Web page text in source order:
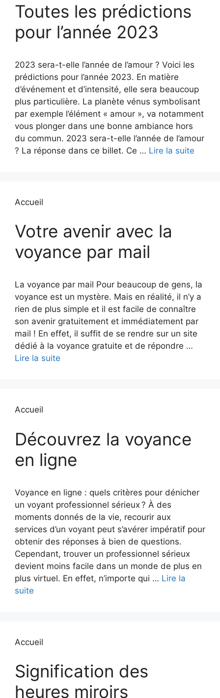
Toutes les prédictions
pour l’année 2023
2023 sera-t-elle l’année de l’amour ? Voici les
prédictions pour l’année 2023. En matière
d’événement et d’intensité, elle sera beaucoup
plus particulière. La planète vénus symbolisant
par exemple l’élément « amour », va notamment
vous plonger dans une bonne ambiance hors
du commun. 2023 sera-t-elle l’année de l’amour
? La réponse dans ce billet. Ce … Lire la suite
Accueil
Votre avenir avec la
voyance par mail
La voyance par mail Pour beaucoup de gens, la
voyance est un mystère. Mais en réalité, il n’y a
rien de plus simple et il est facile de connaître
son avenir gratuitement et immédiatement par
mail ! En effet, il suffit de se rendre sur un site
dédié à la voyance gratuite et de répondre …
Lire la suite
Accueil
Découvrez la voyance
en ligne
Voyance en ligne : quels critères pour dénicher
un voyant professionnel sérieux ? À des
moments donnés de la vie, recourir aux
services d’un voyant peut s’avérer impératif pour
obtenir des réponses à bien de questions.
Cependant, trouver un professionnel sérieux
devient moins facile dans un monde de plus en
plus virtuel. En effet, n’importe qui … Lire la
suite
Accueil
Signification des
heures miroirs